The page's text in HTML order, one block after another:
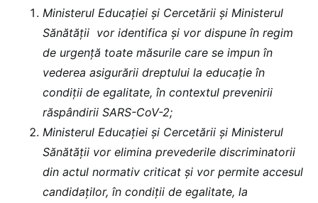
Ministerul Educației și Cercetării și Ministerul
Sănătății vor identifica și vor dispune în regim
de urgență toate măsurile care se impun în
vederea asigurării dreptului la educație în
condiții de egalitate, în contextul prevenirii
răspândirii SARS-CoV-2;
Ministerul Educației și Cercetării și Ministerul
Sănătății vor elimina prevederile discriminatorii
din actul normativ criticat și vor permite accesul
candidaților, în condiții de egalitate, la